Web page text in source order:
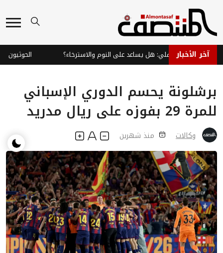
آخر الأخبار
النعناع الفلفلي: هل يساعد على النوم والاسترخاء؟ الحوثيون
برشلونة يحسم الدوري الإسباني
للمرة 29 بفوزه على ريال مدريد
وكالات منذ شهرين